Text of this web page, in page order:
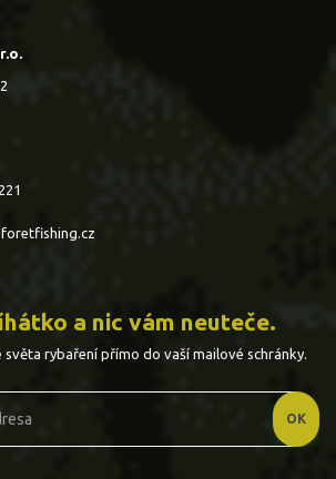
a nic vám neuteče.
světa rybaření přímo do vaší mailové schránky.